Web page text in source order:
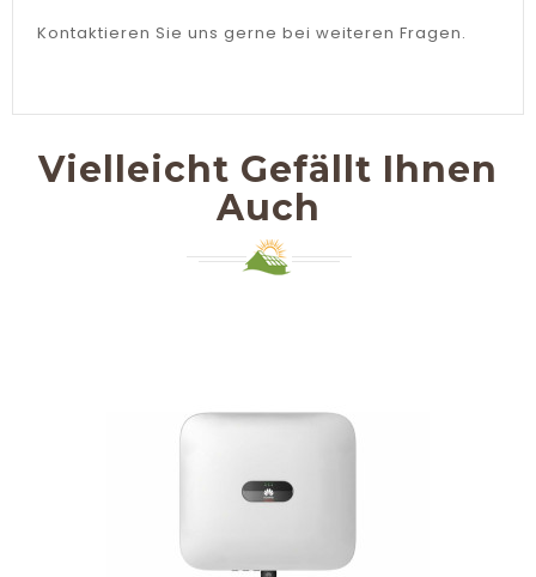
Kontaktieren Sie uns gerne bei weiteren Fragen.
Vielleicht Gefällt Ihnen
Auch